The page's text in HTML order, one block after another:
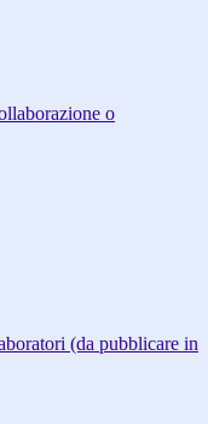
o
(da pubblicare in